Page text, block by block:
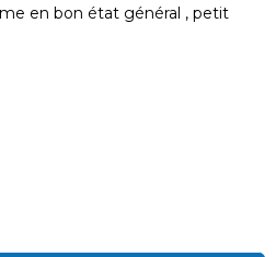
en bon état général , petit